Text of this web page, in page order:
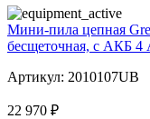
Мини-пила цепная
бесщеточная, с АКБ
Артикул: 2010107UB
22 970 ₽